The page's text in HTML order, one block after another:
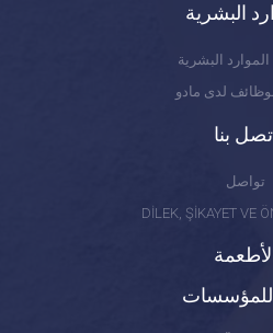
البشرية
البشرية
لدى مادو
بنا
تواصل
DİLEK, ŞİKAYET VE
للمؤسسات